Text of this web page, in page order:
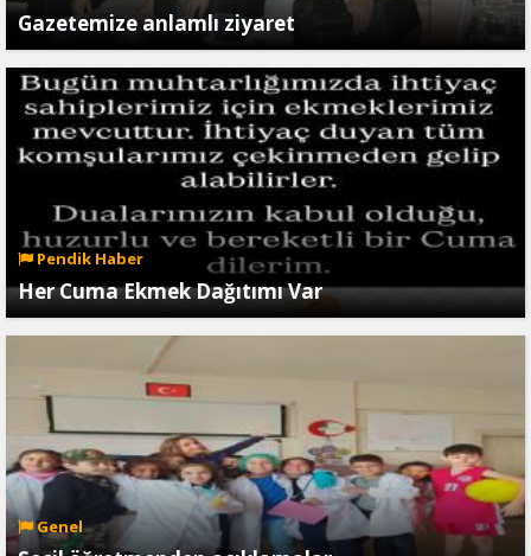
Gazetemize anlamlı ziyaret
Pendik Haber
Her Cuma Ekmek Dağıtımı Var
Genel